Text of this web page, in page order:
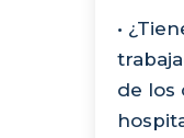
•
de los